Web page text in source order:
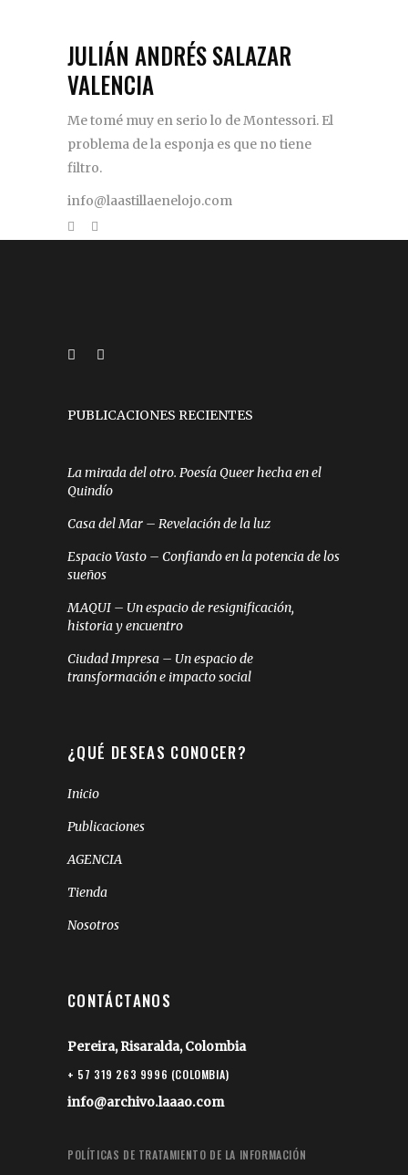
JULIÁN ANDRÉS SALAZAR
VALENCIA
Me tomé muy en serio lo de Montessori. El
problema de la esponja es que no tiene
filtro.
info@laastillaenelojo.com
PUBLICACIONES RECIENTES
La mirada del otro. Poesía Queer hecha en el
Quindío
Casa del Mar – Revelación de la luz
Espacio Vasto – Confiando en la potencia de los
sueños
MAQUI – Un espacio de resignificación,
historia y encuentro
Ciudad Impresa – Un espacio de
transformación e impacto social
¿QUÉ DESEAS CONOCER?
Inicio
Publicaciones
AGENCIA
Tienda
Nosotros
CONTÁCTANOS
Pereira, Risaralda, Colombia
+ 57 319 263 9996 (COLOMBIA)
info@archivo.laaao.com
POLÍTICAS DE TRATAMIENTO DE LA INFORMACIÓN